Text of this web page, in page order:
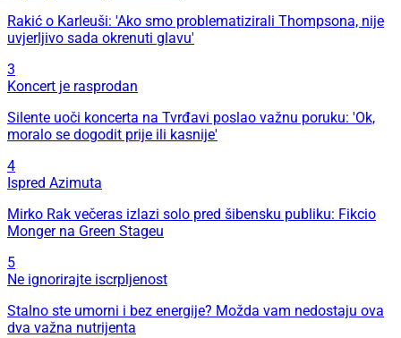
Rakić o Karleuši: 'Ako smo problematizirali Thompsona, nije
uvjerljivo sada okrenuti glavu'
3
Koncert je rasprodan
Silente uoči koncerta na Tvrđavi poslao važnu poruku: 'Ok,
moralo se dogodit prije ili kasnije'
4
Ispred Azimuta
Mirko Rak večeras izlazi solo pred šibensku publiku: Fikcio
Monger na Green Stageu
5
Ne ignorirajte iscrpljenost
Stalno ste umorni i bez energije? Možda vam nedostaju ova
dva važna nutrijenta